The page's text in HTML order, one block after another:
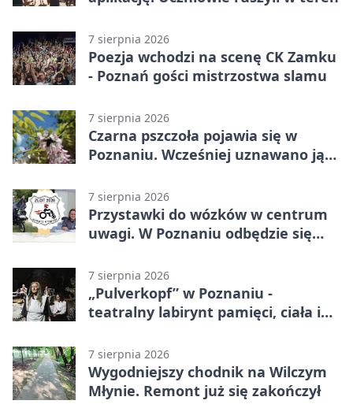
7 sierpnia 2026
Poezja wchodzi na scenę CK Zamku
- Poznań gości mistrzostwa slamu
7 sierpnia 2026
Czarna pszczoła pojawia się w
Poznaniu. Wcześniej uznawano ją
7 sierpnia 2026
Przystawki do wózków w centrum
uwagi. W Poznaniu odbędzie się
7 sierpnia 2026
„Pulverkopf” w Poznaniu -
teatralny labirynt pamięci, ciała i
7 sierpnia 2026
Wygodniejszy chodnik na Wilczym
Młynie. Remont już się zakończył